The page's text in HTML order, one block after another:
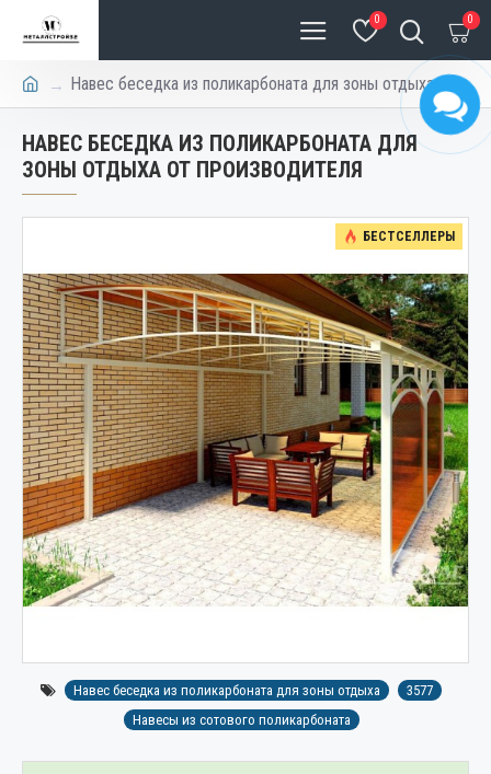
0 0
Навес беседка из поликарбоната для зоны отдыха
НАВЕС БЕСЕДКА ИЗ ПОЛИКАРБОНАТА ДЛЯ
ЗОНЫ ОТДЫХА ОТ ПРОИЗВОДИТЕЛЯ
БЕСТСЕЛЛЕРЫ
Навес беседка из поликарбоната для зоны отдыха
3577
Навесы из сотового поликарбоната